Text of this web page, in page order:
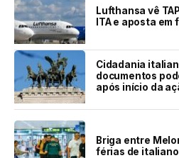
Lufthansa vê
ITA e aposta em
Cidadania
documentos
após início da
Briga entre
férias de